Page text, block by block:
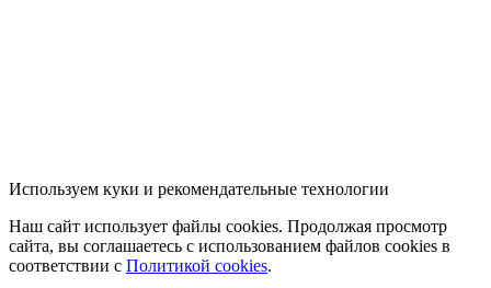
Используем куки и рекомендательные технологии
Наш сайт использует файлы cookies. Продолжая просмотр
сайта, вы соглашаетесь с использованием файлов cookies в
соответствии с Политикой cookies.